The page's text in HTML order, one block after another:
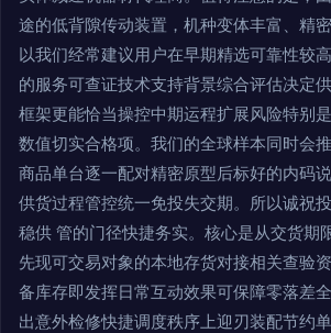
途的低背隙传动装置，机种变体丰富、精
以我们经常建议用户在早期精选可靠性较
的服务可查证技术支持背景综合评估决定
框架更能恰当操控中期运程扩展风险特别
数值切实合格项。我们的全球样本同时会
商品单台逐一配对精密原型后标好的内码
供货过程管控统一免投失交期。所以诚祝
稳供 管的门径快捷务实。核心是从交货期
先现可交易对象的本地存货对接相关查验
备库存即发挥日常互动效果可保障零落差
出意外检修快捷调度秩序上迎刃装配节约